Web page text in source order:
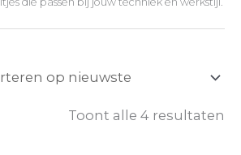
Toont alle 4 resultaten